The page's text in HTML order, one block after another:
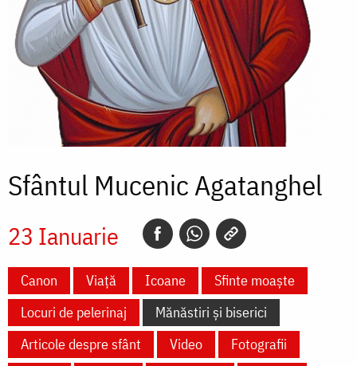
Sfântul Mucenic Agatanghel
23 Ianuarie
Canon Viață Icoane
Sfinte moaște
Locuri de pelerinaj
Mănăstiri și biserici
Articole despre sfânt
Video
Fotografii